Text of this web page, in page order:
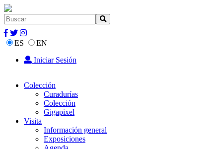
ES
EN
Iniciar Sesión
Colección
Curadurías
Colección
Gigapixel
Visita
Información general
Exposiciones